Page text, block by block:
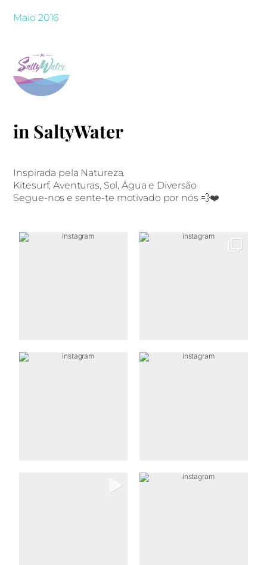
Maio 2016
in SaltyWater
Inspirada pela Natureza.
Kitesurf, Aventuras, Sol, Água e Diversão
Segue-nos e sente-te motivado por nós 💨❤️